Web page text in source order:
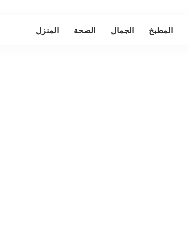
المطبخ الجمال الصحة المنزل